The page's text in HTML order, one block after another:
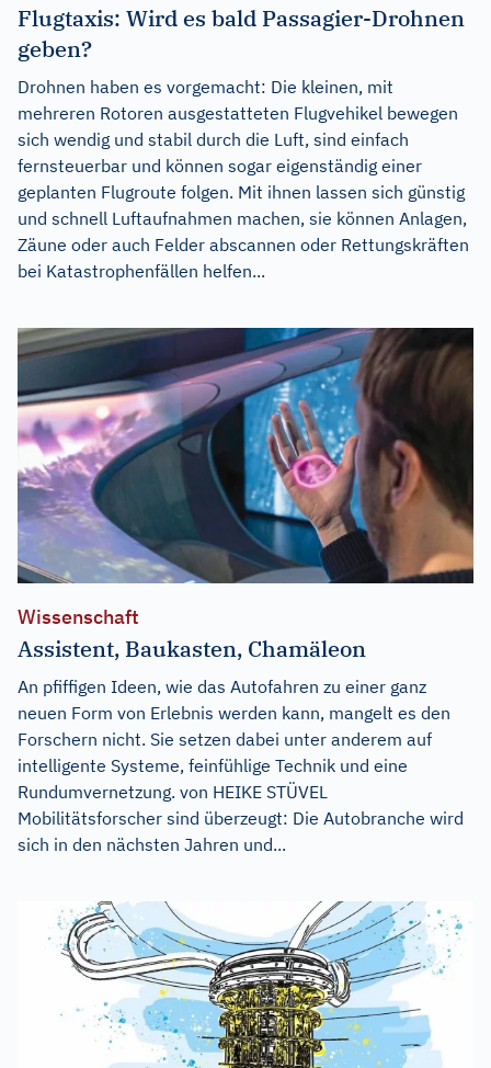
Flugtaxis: Wird es bald Passagier-Drohnen
geben?
Drohnen haben es vorgemacht: Die kleinen, mit
mehreren Rotoren ausgestatteten Flugvehikel bewegen
sich wendig und stabil durch die Luft, sind einfach
fernsteuerbar und können sogar eigenständig einer
geplanten Flugroute folgen. Mit ihnen lassen sich günstig
und schnell Luftaufnahmen machen, sie können Anlagen,
Zäune oder auch Felder abscannen oder Rettungskräften
bei Katastrophenfällen helfen...
Wissenschaft
Assistent, Baukasten, Chamäleon
An pfiffigen Ideen, wie das Autofahren zu einer ganz
neuen Form von Erlebnis werden kann, mangelt es den
Forschern nicht. Sie setzen dabei unter anderem auf
intelligente Systeme, feinfühlige Technik und eine
Rundumvernetzung. von HEIKE STÜVEL
Mobilitätsforscher sind überzeugt: Die Autobranche wird
sich in den nächsten Jahren und...